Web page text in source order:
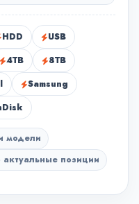
HDD
USB
4TB
8TB
Samsung
модели
актуальные позиции